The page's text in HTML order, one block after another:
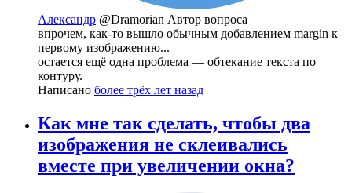
Александр @Dramorian Автор вопроса
впрочем, как-то вышло обычным добавлением margin к
первому изображению...
остается ещё одна проблема — обтекание текста по
контуру.
Написано более трёх лет назад
Как мне так сделать, чтобы два
изображения не склеивались
вместе при увеличении окна?